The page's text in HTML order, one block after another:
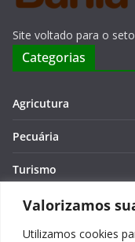
Valorizamos
Utilizamos cookies
Site voltado para o
Categorias
Agricutura
Pecuária
Turismo
Economia
Meio Ambiente